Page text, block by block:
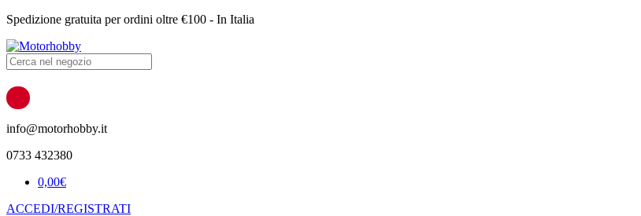
Spedizione gratuita per ordini oltre €100 - In Italia
Products
search
info@motorhobby.it
0733 432380
0,00€
ACCEDI/REGISTRATI